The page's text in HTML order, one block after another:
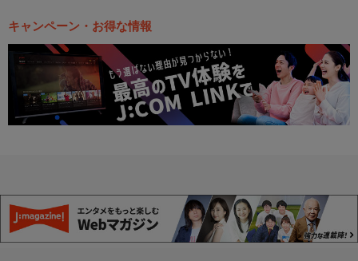
キャンペーン・お得な情報